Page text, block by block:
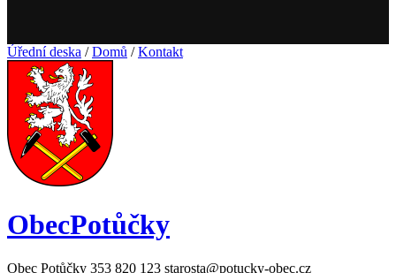
Úřední deska / Domů / Kontakt
ObecPotůčky
Obec Potůčky 353 820 123 starosta@potucky-obec.cz